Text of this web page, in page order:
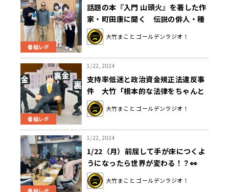
番組レポ
話題の本『入門 山頭火』を著した作
家・町田康に聞く 伝説の俳人・種
田山頭火とは？
大竹まこと ゴールデンラジオ！
番組レポ
1/22, 2024
支持率低迷と政治資金規正法違反事
件 大竹「根本的な法律をちゃんと
作らないとダメですよね」
大竹まこと ゴールデンラジオ！
1/22, 2024
1/22（月）前屈して手が床につくよ
うになったら世界が変わる！？👀
大竹まこと ゴールデンラジオ！